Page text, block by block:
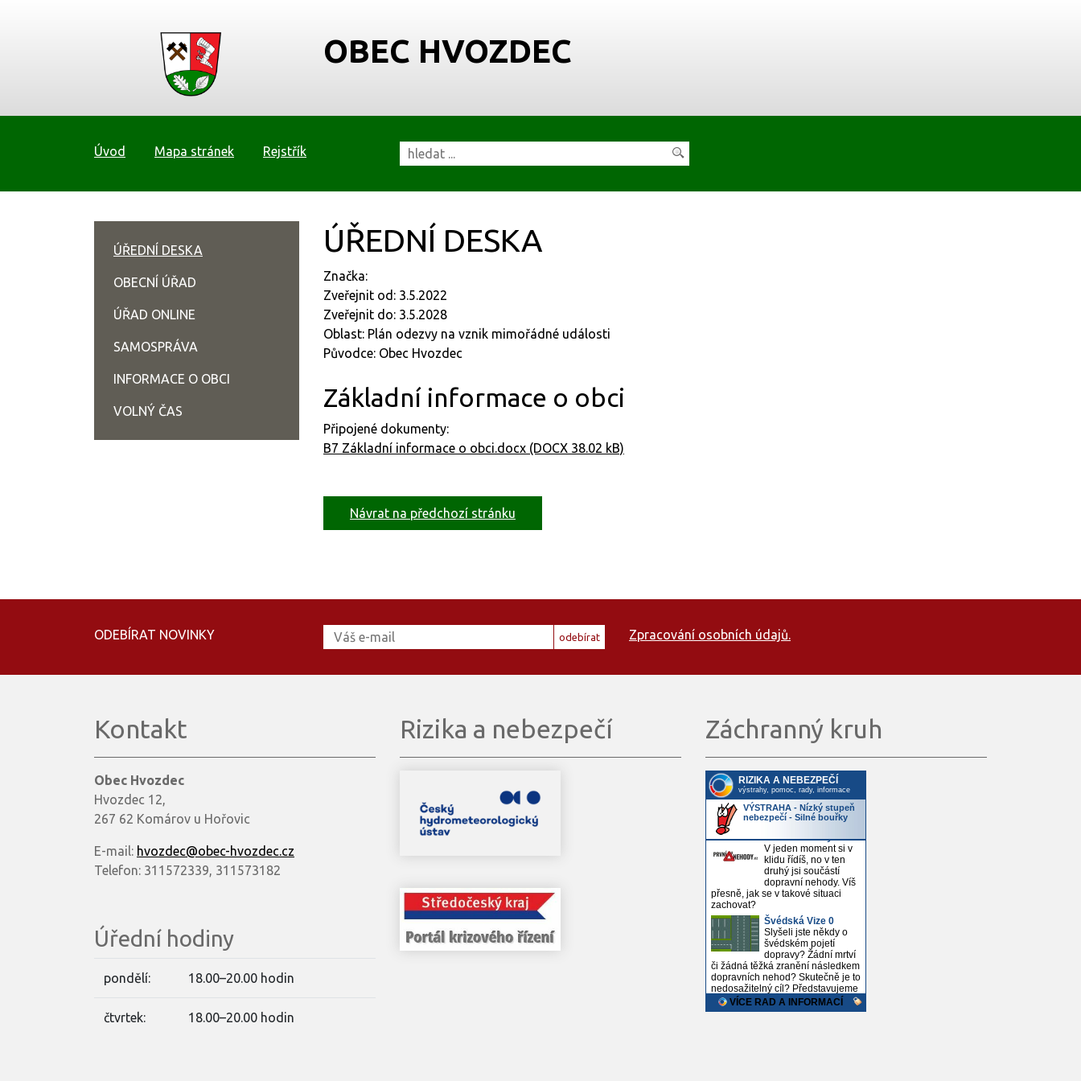
OBEC HVOZDEC
Úvod Mapa stránek Rejstřík
ÚŘEDNÍ DESKA
Značka:
Zveřejnit od: 3.5.2022
Zveřejnit do: 3.5.2028
Oblast: Plán odezvy na vznik mimořádné události
Původce: Obec Hvozdec
Základní informace o obci
Připojené dokumenty:
B7 Základní informace o obci.docx (DOCX 38.02 kB)
Návrat na předchozí stránku
ÚŘEDNÍ DESKA
OBECNÍ ÚŘAD
ÚŘAD ONLINE
SAMOSPRÁVA
INFORMACE O OBCI
VOLNÝ ČAS
ODEBÍRAT NOVINKY odebírat Zpracování osobních údajů.
Kontakt
Obec Hvozdec
Hvozdec 12,
267 62 Komárov u Hořovic
E-mail: hvozdec@obec-hvozdec.cz
Telefon: 311572339, 311573182
Úřední hodiny
pondělí: 18.00–20.00 hodin
čtvrtek: 18.00–20.00 hodin
Rizika a nebezpečí Záchranný kruh